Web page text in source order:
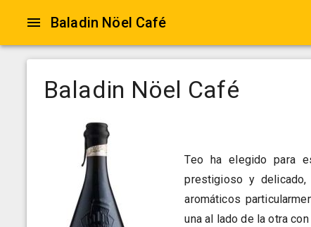
Baladin Nöel Café
Baladin Nöel Café
Teo ha elegido para
prestigioso y
aromáticos
una al lado de la otra